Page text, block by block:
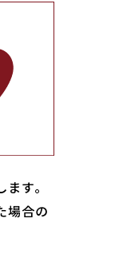
ます｡
場合の